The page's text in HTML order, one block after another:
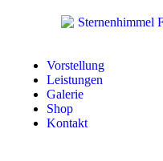
Vorstellung
Leistungen
Galerie
Shop
Kontakt